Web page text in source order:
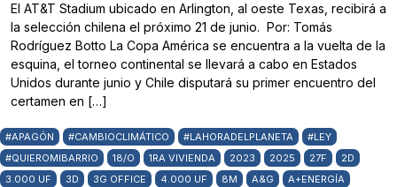
El AT&T Stadium ubicado en Arlington, al oeste Texas, recibirá a
la selección chilena el próximo 21 de junio. Por: Tomás
Rodríguez Botto La Copa América se encuentra a la vuelta de la
esquina, el torneo continental se llevará a cabo en Estados
Unidos durante junio y Chile disputará su primer encuentro del
certamen en […]
#APAGÓN #CAMBIOCLIMÁTICO #LAHORADELPLANETA
#LEY
#QUIEROMIBARRIO
18/O 1RA VIVIENDA 2023 2025 27F
2D
3.000 UF
3D 3G OFFICE 4.000 UF 8M A&G
A+ENERGÍA